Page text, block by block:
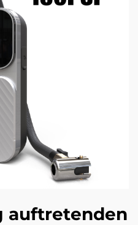
auftretenden